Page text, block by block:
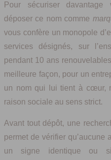
Pour sécuriser
déposer ce nom comme
vous confère un monopole
services désignés, sur
pendant 10 ans
meilleure façon, pour un
un nom qui lui tient à cœur,
raison sociale au sens strict.
Avant tout dépôt, une
permet de vérifier qu’aucune
un signe identique ou